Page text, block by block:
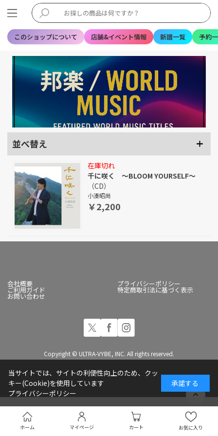
このショップについて 店舗&イベント情報 新譜一覧 予約
ホーム マイページ カート お気に入り
並べ替え
在庫切れ
千に咲く ～BLOOM YOURSELF～
（CD）
小湊昭尚
￥2,200
会社概要 プライバシーポリシー
ご利用ガイド 特定商取引法に基づく表示
お問い合わせ
Copyright © ULTRA-VYBE, INC. All rights reserved.
当サイトでは、サイトの利便性向上のため、クッ
キー(Cookie)を使用しています
プライバシーポリシー
承諾する